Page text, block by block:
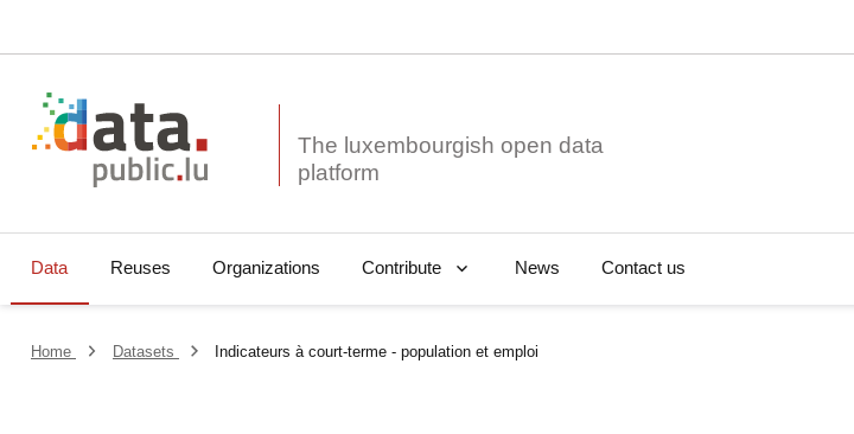
The luxembourgish open data
Data Reuses Organizations Contribute News Contact us
Home Datasets Indicateurs à court-terme - population et emploi